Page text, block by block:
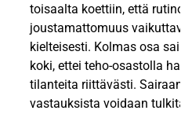
toisaalta koettiin, että
joustamattomuus
kielteisesti. Kolmas osa
koki, ettei teho-osastolla
tilanteita riittävästi.
vastauksista voidaan tulkita,